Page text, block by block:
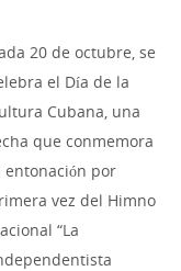
20 de octubre, se
el Día de la
Cubana, una
que conmemora
entonación por
vez del Himno
“La